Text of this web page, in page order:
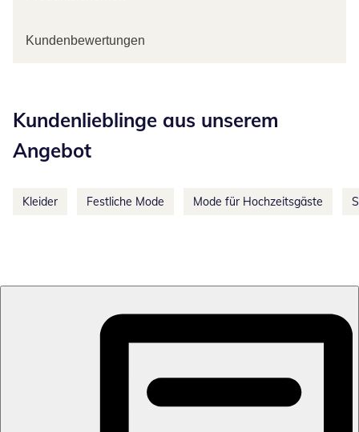
Kundenbewertungen
Kundenlieblinge aus unserem
Angebot
Kleider Festliche Mode Mode für Hochzeitsgäste